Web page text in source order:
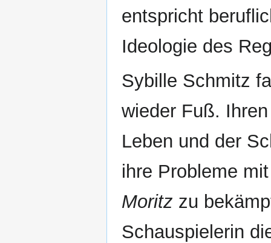
entspricht
Ideologie des
Sybille Schmitz
wieder Fuß.
Leben und der
ihre Probleme
Moritz zu
Schauspielerin